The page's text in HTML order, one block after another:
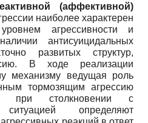
(аффективной)
наиболее характерен
агрессивности и
антисуицидальных
развитых структур,
В ходе реализации
механизму ведущая роль
тормозящим агрессию
при столкновении с
ситуацией определяют